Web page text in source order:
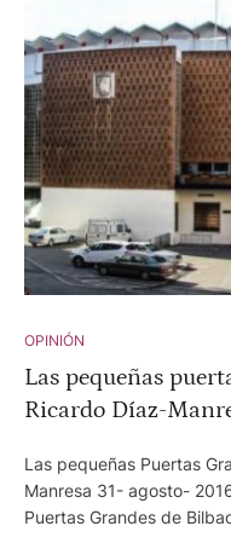
acierta porque le ha
OPINIÓN
Las pequeñas
Ricardo Díaz-
Las pequeñas Puertas
Manresa 31- agosto-
Puertas Grandes de